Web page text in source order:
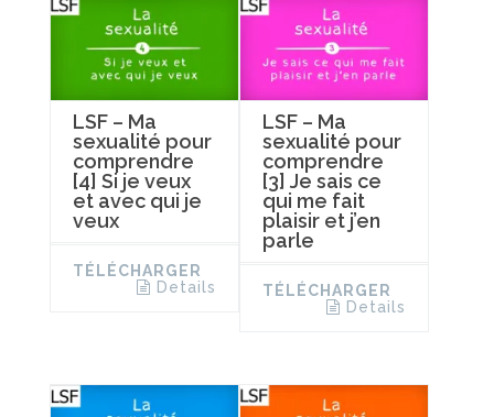
LSF – Ma
sexualité pour
comprendre
[4] Si je veux
et avec qui je
veux
TÉLÉCHARGER
Details
LSF – Ma
sexualité pour
comprendre
[3] Je sais ce
qui me fait
plaisir et j’en
parle
TÉLÉCHARGER
Details